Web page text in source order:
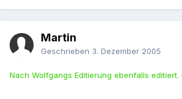
Martin
Geschrieben 3. Dezember 2005
Nach Wolfgangs Editierung ebenfalls editiert.